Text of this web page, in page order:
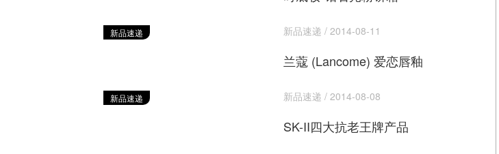
新品速递 新品速递 / 2014-08-11
兰蔻 (Lancome) 爱恋唇釉
新品速递 新品速递 / 2014-08-08
SK-II四大抗老王牌产品